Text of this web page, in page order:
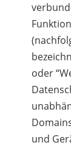
oder
und